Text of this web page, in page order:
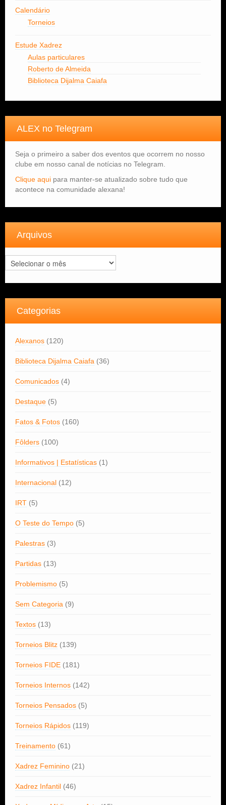
Calendário
Torneios
Estude Xadrez
Aulas particulares
Roberto de Almeida
Biblioteca Dijalma Caiafa
ALEX no Telegram
Seja o primeiro a saber dos eventos que ocorrem no nosso
clube em nosso canal de notícias no Telegram.
Clique aqui para manter-se atualizado sobre tudo que
acontece na comunidade alexana!
Arquivos
Arquivos
Categorias
Alexanos (120)
Biblioteca Dijalma Caiafa (36)
Comunicados (4)
Destaque (5)
Fatos & Fotos (160)
Fôlders (100)
Informativos | Estatísticas (1)
Internacional (12)
IRT (5)
O Teste do Tempo (5)
Palestras (3)
Partidas (13)
Problemismo (5)
Sem Categoria (9)
Textos (13)
Torneios Blitz (139)
Torneios FIDE (181)
Torneios Internos (142)
Torneios Pensados (5)
Torneios Rápidos (119)
Treinamento (61)
Xadrez Feminino (21)
Xadrez Infantil (46)